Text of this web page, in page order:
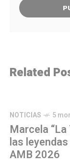
Related
NOTICIAS 5
Marcela
las
AMB 2026